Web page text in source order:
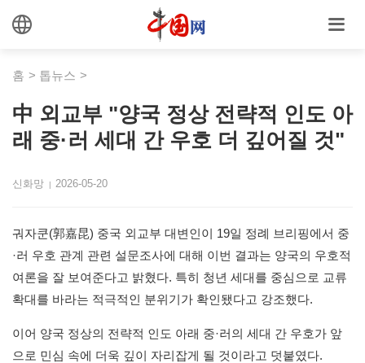
홈 > 톱뉴스 >
中 외교부 "양국 정상 전략적 인도 아
래 중·러 세대 간 우호 더 깊어질 것"
신화망 | 2026-05-20
궈자쿤(郭嘉昆) 중국 외교부 대변인이 19일 정례 브리핑에서 중
·러 우호 관계 관련 설문조사에 대해 이번 결과는 양국의 우호적
여론을 잘 보여준다고 밝혔다. 특히 청년 세대를 중심으로 교류
확대를 바라는 적극적인 분위기가 확인됐다고 강조했다.
이어 양국 정상의 전략적 인도 아래 중·러의 세대 간 우호가 앞
으로 민심 속에 더욱 깊이 자리잡게 될 것이라고 덧붙였다.